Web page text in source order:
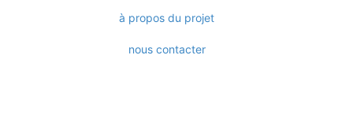
à propos du projet
nous contacter